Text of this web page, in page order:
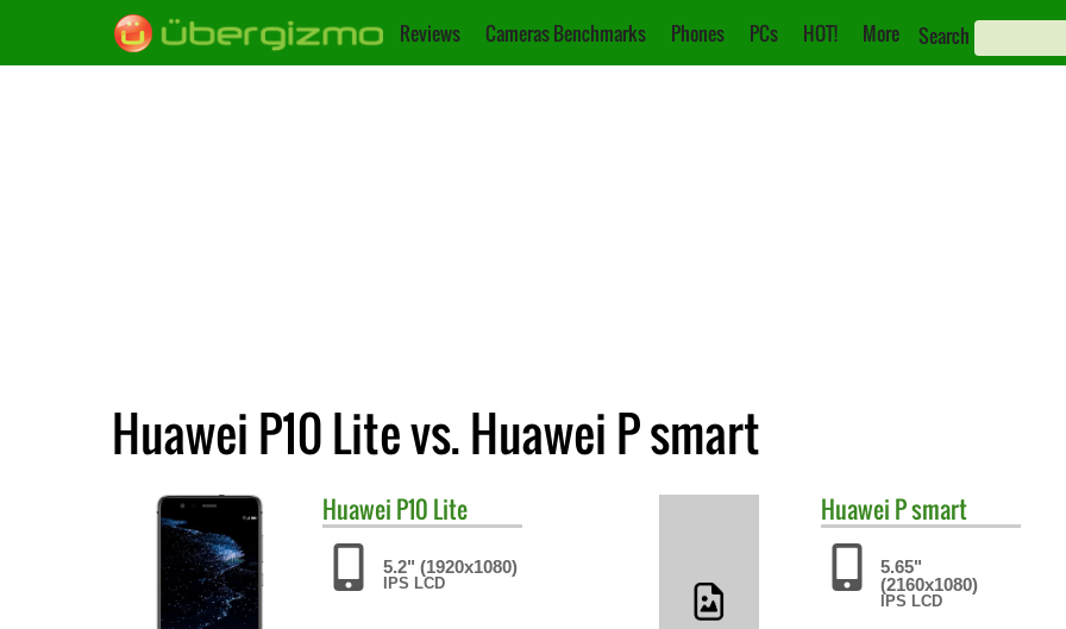
Reviews Cameras Benchmarks Phones PCs HOT! More Search
Huawei P10 Lite vs. Huawei P smart
Huawei P10 Lite
5.2" (1920x1080)
IPS LCD
Huawei P smart
5.65"
(2160x1080)
IPS LCD